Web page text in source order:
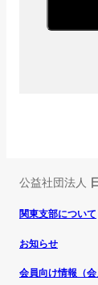
公益社団法人
関東支部について
お知らせ
会員向け情報（会